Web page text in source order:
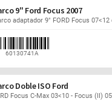
9" Ford Focus 2007
adaptador 9" FORD Focus
60130741A
Doble ISO Ford
Focus C-Max 03<10 - Focus (II)